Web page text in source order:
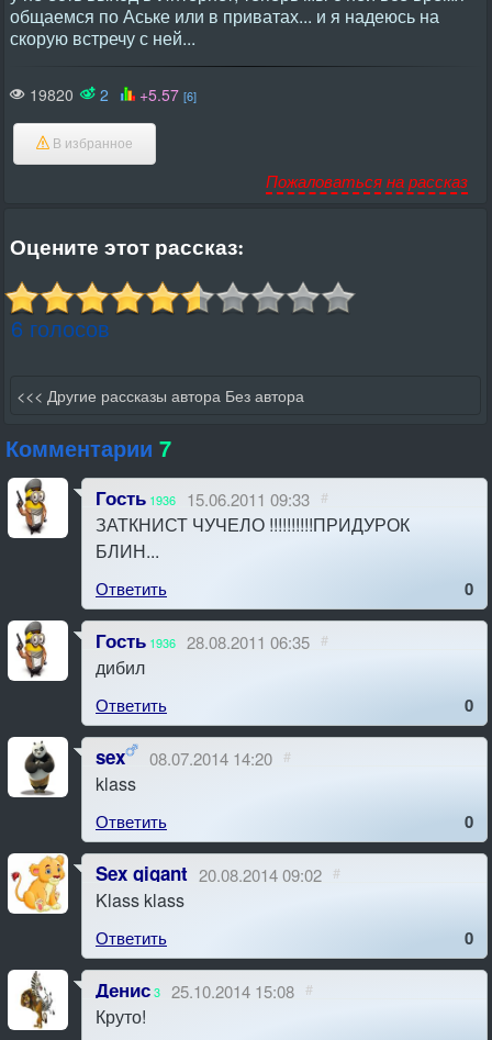
общаемся по Аське или в приватах... и я надеюсь на
скорую встречу с ней...
19820 2 +5.57 [6]
В избранное
Пожаловаться на рассказ
Оцените этот рассказ:
6 голосов
<<< Другие рассказы автора Без автора
Комментарии 7
Гость 1936 15.06.2011 09:33 #
ЗАТКНИСТ ЧУЧЕЛО !!!!!!!!!!ПРИДУРОК
БЛИН...
Ответить 0
Гость 1936 28.08.2011 06:35 #
дибил
Ответить 0
sex 08.07.2014 14:20 #
klass
Ответить 0
Sex gigant 20.08.2014 09:02 #
Klass klass
Ответить 0
Денис3 25.10.2014 15:08 #
Круто!